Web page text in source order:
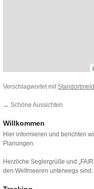
Verschlagwortet mit
← Schöne Aussichten
Willkommen
Hier informieren und berichten
Planungen.
Herzliche Seglergrüße und
den Weltmeeren unterwegs sind.